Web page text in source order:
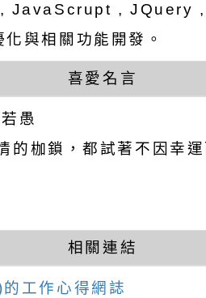
, JavaScrupt , JQuery
與相關功能開發。
喜愛名言
愚
的枷鎖，都試著不因幸
相關連結
工作心得網誌